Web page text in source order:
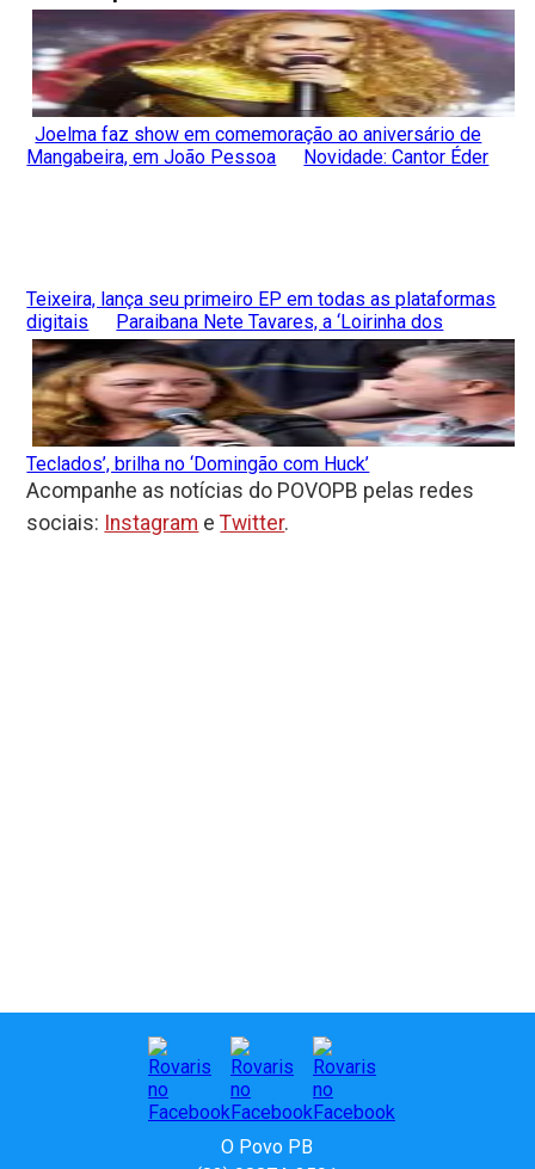
Joelma faz show em comemoração ao aniversário de
Mangabeira, em João Pessoa
Novidade: Cantor Éder
Teixeira, lança seu primeiro EP em todas as plataformas
digitais
Paraibana Nete Tavares, a ‘Loirinha dos
Teclados’, brilha no ‘Domingão com Huck’
Acompanhe as notícias do POVOPB pelas redes
sociais: Instagram eTwitter.
O Povo PB